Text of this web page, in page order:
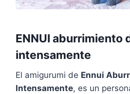
ENNUI aburrimiento
intensamente
El amigurumi de Ennui
Intensamente, es un